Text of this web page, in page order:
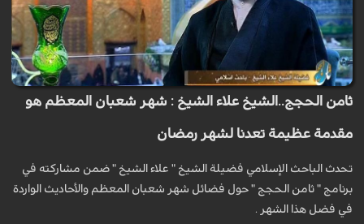
ثامن الحجج..الشيخ علاء الشيخ : شهر شعبان المعظم هو
مقدمة عظيمة تعدنا لشهر رمضان
تحدث الباحث الإسلامي فضيلة الشيخ " علاء الشيخ " ضمن مشاركته في
برنامج " ثامن الحجج " حول فضائل شهر شعبان المعظم والأحاديث الواردة
في فضل هذا الشهر .